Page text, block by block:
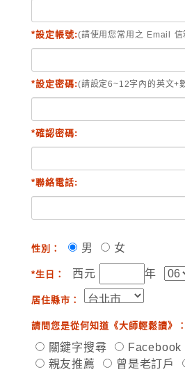
*設定帳號:(請使用您常用之 Email 信
*設定密碼:(請設定6~12字內的英文+
*確認密碼:
*聯絡電話:
性別： 男 女
*生日： 西元 年
居住縣市：
請問您是從何知道《大師輕鬆讀》：
關鍵字搜尋 Facebook
親友推薦
曾是老訂戶